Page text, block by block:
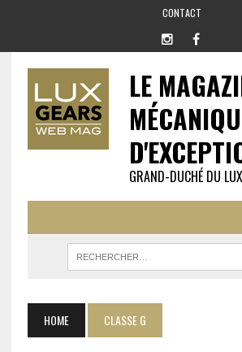
CONTACT
LE
GRAND-DUCHÉ DU
HOME CLASSE G